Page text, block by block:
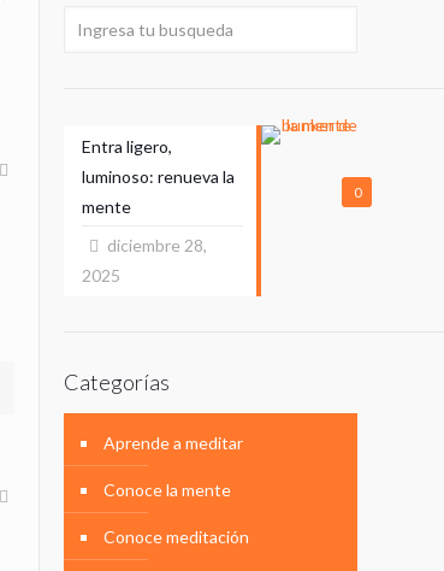
0
Entra ligero,
luminoso: renueva la
mente
diciembre 28,
2025
Categorías
Aprende a meditar
Conoce la mente
Conoce meditación